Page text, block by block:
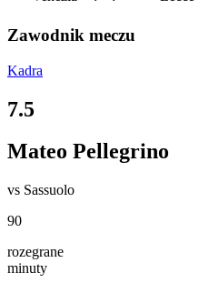
Zawodnik meczu
Kadra
7.5
Mateo Pellegrino
vs Sassuolo
90
rozegrane
minuty